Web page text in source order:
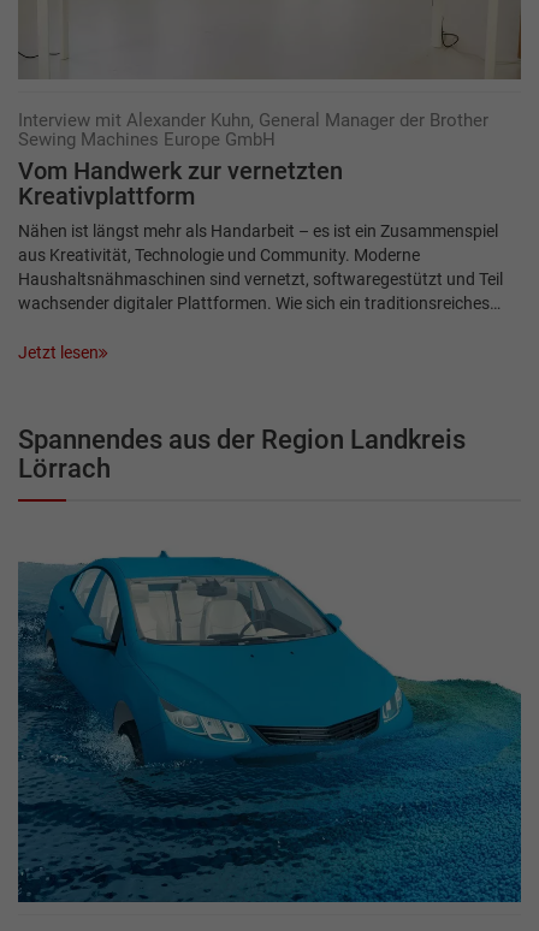
Interview mit Alexander Kuhn, General Manager der Brother
Sewing Machines Europe GmbH
Vom Handwerk zur vernetzten
Kreativplattform
Nähen ist längst mehr als Handarbeit – es ist ein Zusammenspiel
aus Kreativität, Technologie und Community. Moderne
Haushaltsnähmaschinen sind vernetzt, softwaregestützt und Teil
wachsender digitaler Plattformen. Wie sich ein traditionsreiches…
Jetzt lesen
Spannendes aus der Region Landkreis
Lörrach